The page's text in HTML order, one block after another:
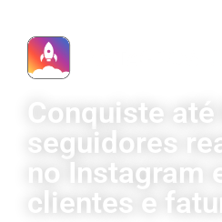
Conquiste até
seguidores
no Instagram
clientes e